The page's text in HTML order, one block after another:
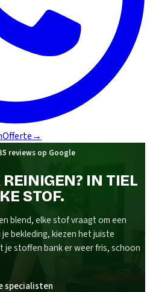
Offerte→
reviews op Google
IN TIEL
STOF.
blend, elke stof vraagt om een
bekleding, kiezen het juiste
je stoffen bank er weer fris, schoon
specialisten